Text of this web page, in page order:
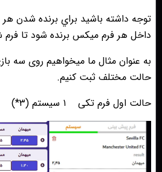
توجه داشته باشيد براي برنده شدن هر
داخل هر فرم ميكس برنده شود تا فرم
به عنوان مثال ما میخواهیم روی سه
حالت مختلف ثبت کنیم.
حالت اول فرم تکی
١ سیستم (٣*)